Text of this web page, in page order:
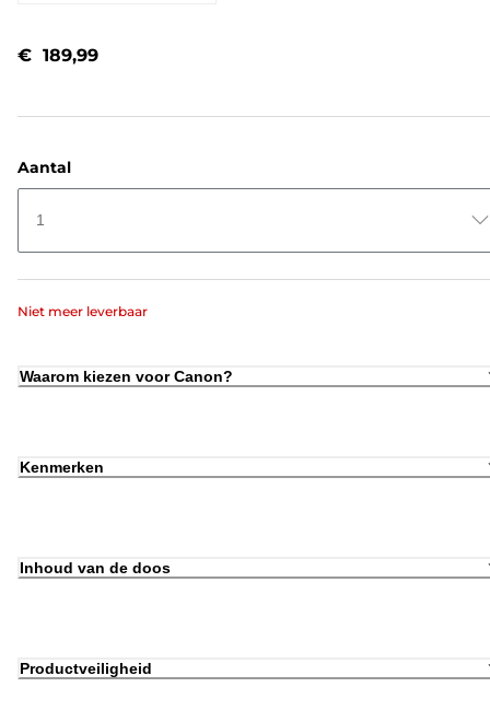
€ 189,99
Aantal
1
Niet meer leverbaar
Waarom kiezen voor Canon?
Kenmerken
Inhoud van de doos
Productveiligheid